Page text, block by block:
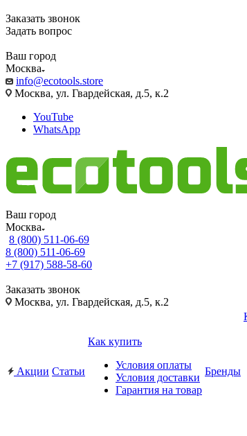
Заказать звонок
Задать вопрос
Ваш город
Москва
info@ecotools.store
Москва, ул. Гвардейская, д.5, к.2
YouTube
WhatsApp
Ваш город
Москва
8 (800) 511-06-69
8 (800) 511-06-69
+7 (917) 588-58-60
Заказать звонок
Москва, ул. Гвардейская, д.5, к.2
Акции Статьи
Как купить
Условия оплаты
Условия доставки
Гарантия на товар
Бренды